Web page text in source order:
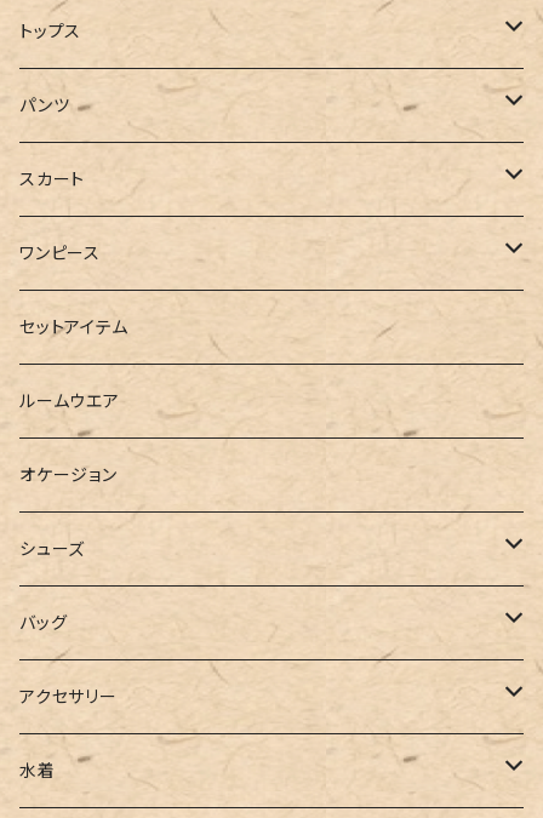
コート
ジャケット
ブルゾン
ロングシャツ
ダウンジャケット
ベスト
トップス
Tシャツ
カットソー
半袖
スウェット・パーカー
ニット
シャツ
ブラウス
カーディガン
ポロシャツ
ベスト
チュニック
パンツ
デニム
スキニー
ショートパンツ
ハーフパンツ
スウェット
ジャージ
スラックス
ワイドパンツ
カーゴパンツ
スカート
ロング
ミニ
その他
ワンピース
シャツワンピース
スウェットワンピース
パーカーワンピース
ニットワンピース
キャミワンピース
サロペット
オールインワン
セットアイテム
ルームウエア
オケージョン
シューズ
ブーツ
パンプス
サンダル
バッグ
トートバッグ
ショルダー
アクセサリー
その他
水着